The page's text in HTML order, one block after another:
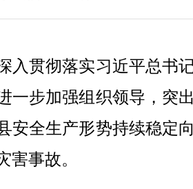
入贯彻落实习近平总书
一步加强组织领导，突
安全生产形势持续稳定向
事故。